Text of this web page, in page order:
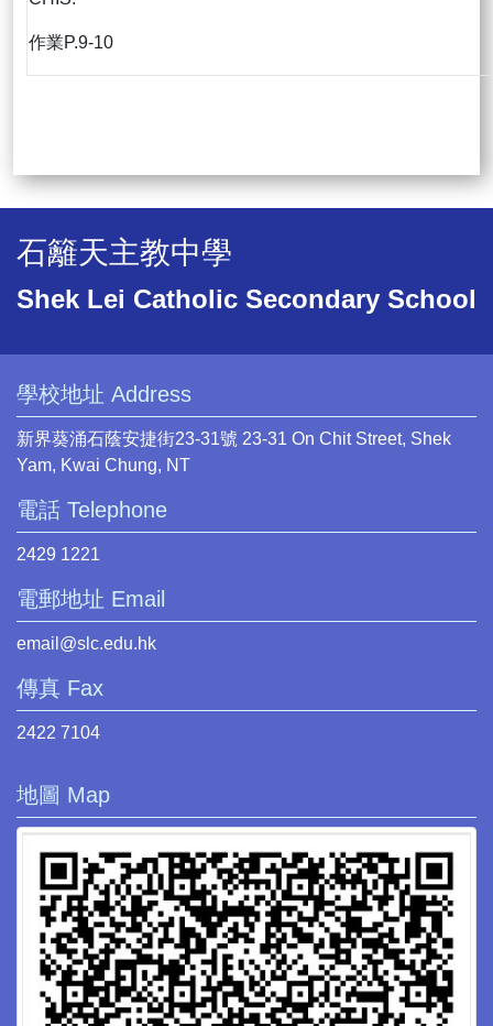
作業P.9-10
石籬天主教中學
Shek Lei Catholic Secondary School
學校地址 Address
新界葵涌石蔭安捷街23-31號 23-31 On Chit Street, Shek
Yam, Kwai Chung, NT
電話 Telephone
2429 1221
電郵地址 Email
email@slc.edu.hk
傳真 Fax
2422 7104
地圖 Map